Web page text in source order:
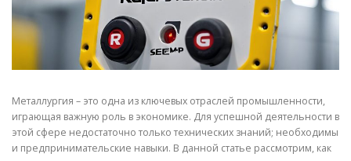
Металлургия – это одна из ключевых отраслей промышленности,
играющая важную роль в экономике. Для успешной деятельности в
этой сфере недостаточно только технических знаний; необходимы
и предпринимательские навыки. В данной статье рассмотрим, как